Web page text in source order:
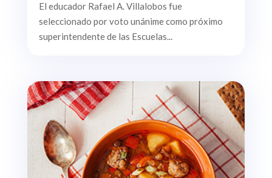
El educador Rafael A. Villalobos fue
seleccionado por voto unánime como próximo
superintendente de las Escuelas...